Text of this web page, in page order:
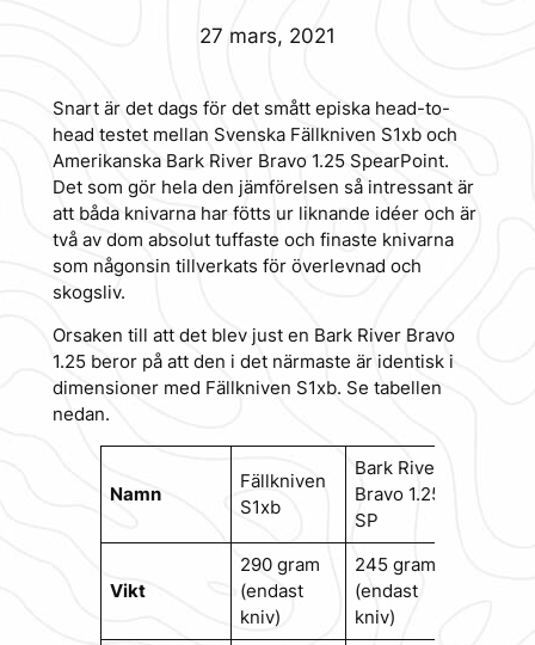
27 mars, 2021
Snart är det dags för det smått episka head-to-
head testet mellan Svenska Fällkniven S1xb och
Amerikanska Bark River Bravo 1.25 SpearPoint.
Det som gör hela den jämförelsen så intressant är
att båda knivarna har fötts ur liknande idéer och är
två av dom absolut tuffaste och finaste knivarna
som någonsin tillverkats för överlevnad och
skogsliv.
Orsaken till att det blev just en Bark River Bravo
1.25 beror på att den i det närmaste är identisk i
dimensioner med Fällkniven S1xb. Se tabellen
nedan.
Namn
Fällkniven
S1xb
Bark River
Bravo 1.25
SP
Vikt
290 gram
(endast
kniv)
245 gram
(endast
kniv)